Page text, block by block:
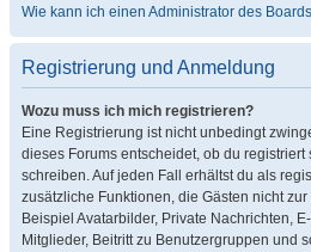
Wie kann ich einen Administrator des
Registrierung und Anmeldung
Wozu muss ich mich registrieren?
Eine Registrierung ist nicht unbedingt
dieses Forums entscheidet, ob du registriert
schreiben. Auf jeden Fall erhältst du als
zusätzliche Funktionen, die Gästen nicht
Beispiel Avatarbilder, Private Nachrichten,
Mitglieder, Beitritt zu Benutzergruppen und